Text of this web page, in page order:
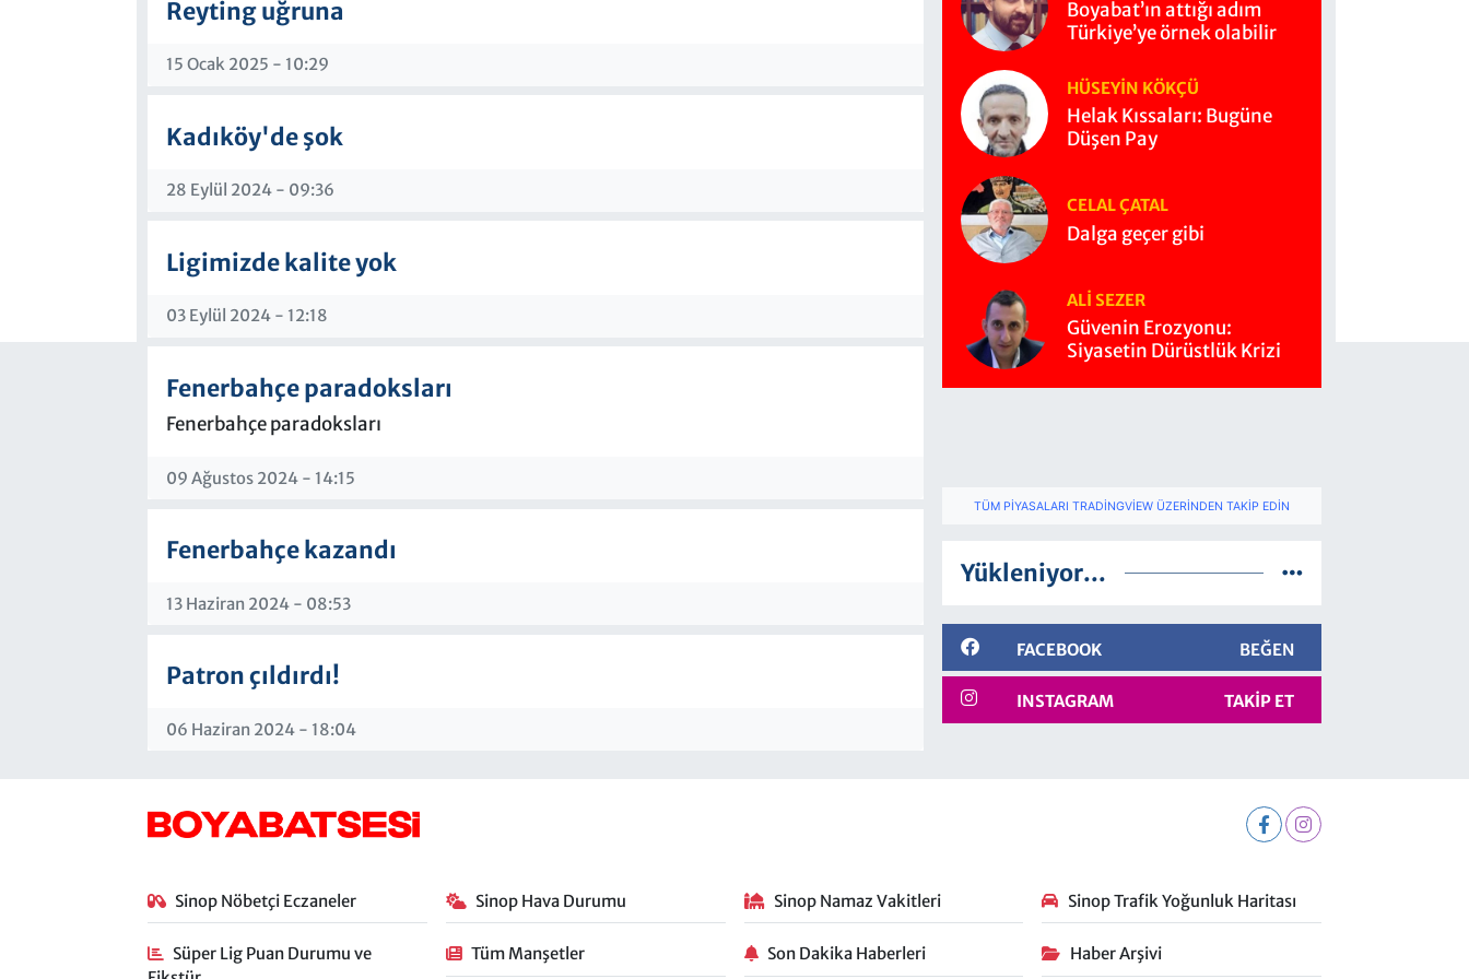
Reyting uğruna
15 Ocak 2025 - 10:29
Kadıköy'de şok
28 Eylül 2024 - 09:36
Ligimizde kalite yok
03 Eylül 2024 - 12:18
Fenerbahçe paradoksları
Fenerbahçe paradoksları
09 Ağustos 2024 - 14:15
Fenerbahçe kazandı
13 Haziran 2024 - 08:53
Patron çıldırdı!
06 Haziran 2024 - 18:04
Boyabat’ın attığı adım
Türkiye’ye örnek olabilir
HÜSEYIN KÖKÇÜ
Helak Kıssaları: Bugüne
Düşen Pay
CELAL ÇATAL
Dalga geçer gibi
ALI SEZER
Güvenin Erozyonu:
Siyasetin Dürüstlük Krizi
TÜM PIYASALARI TRADINGVIEW ÜZERINDEN TAKIP EDIN
Yükleniyor...
FACEBOOK BEĞEN
INSTAGRAM TAKIP ET
Sinop Nöbetçi Eczaneler Sinop Hava Durumu Sinop Namaz Vakitleri Sinop Trafik Yoğunluk Haritası
Süper Lig Puan Durumu ve
Tüm Manşetler Son Dakika Haberleri Haber Arşivi